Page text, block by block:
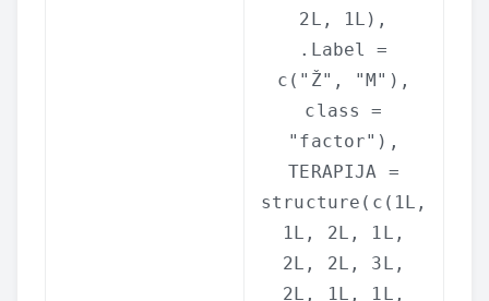
2L, 1L),
.Label =
c ( "Ž" , "M" ),
class =
"factor" ),
TERAPIJA =
structure ( c (1L,
1L, 2L, 1L,
2L, 2L, 3L,
2L, 1L, 1L,